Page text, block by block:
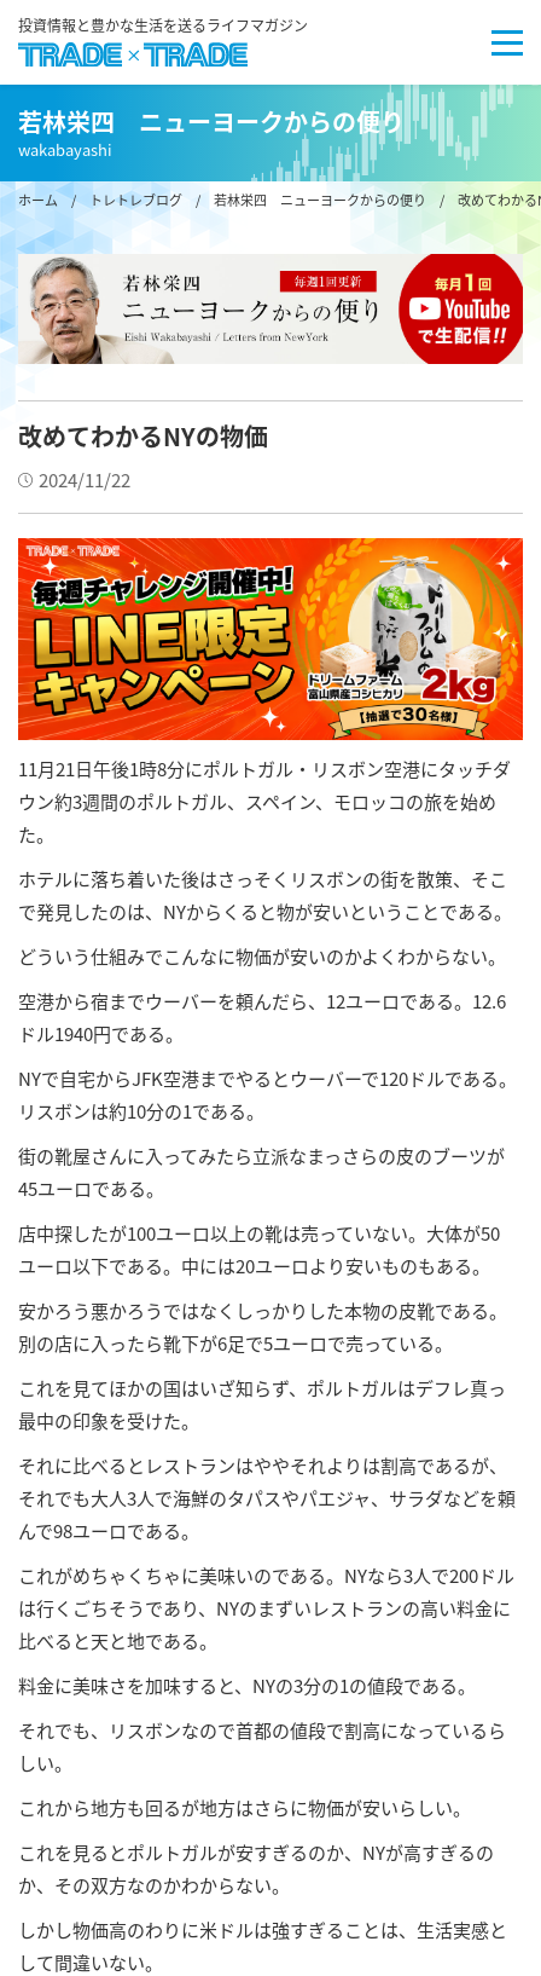
投資情報と豊かな生活を送るライフマガジン
若林栄四 ニューヨークからの便り
wakabayashi
ホーム/ トレトレブログ / 若林栄四 ニューヨークからの便り / 改めてわかる
改めてわかるNYの物価
2024/11/22
11月21日午後1時8分にポルトガル・リスボン空港にタッチダ
ウン約3週間のポルトガル、スペイン、モロッコの旅を始め
た。
ホテルに落ち着いた後はさっそくリスボンの街を散策、そこ
で発見したのは、NYからくると物が安いということである。
どういう仕組みでこんなに物価が安いのかよくわからない。
空港から宿までウーバーを頼んだら、12ユーロである。12.6
ドル1940円である。
NYで自宅からJFK空港までやるとウーバーで120ドルである。
リスボンは約10分の1である。
街の靴屋さんに入ってみたら立派なまっさらの皮のブーツが
45ユーロである。
店中探したが100ユーロ以上の靴は売っていない。大体が50
ユーロ以下である。中には20ユーロより安いものもある。
安かろう悪かろうではなくしっかりした本物の皮靴である。
別の店に入ったら靴下が6足で5ユーロで売っている。
これを見てほかの国はいざ知らず、ポルトガルはデフレ真っ
最中の印象を受けた。
それに比べるとレストランはややそれよりは割高であるが、
それでも大人3人で海鮮のタパスやパエジャ、サラダなどを頼
んで98ユーロである。
これがめちゃくちゃに美味いのである。NYなら3人で200ドル
は行くごちそうであり、NYのまずいレストランの高い料金に
比べると天と地である。
料金に美味さを加味すると、NYの3分の1の値段である。
それでも、リスボンなので首都の値段で割高になっているら
しい。
これから地方も回るが地方はさらに物価が安いらしい。
これを見るとポルトガルが安すぎるのか、NYが高すぎるの
か、その双方なのかわからない。
しかし物価高のわりに米ドルは強すぎることは、生活実感と
して間違いない。